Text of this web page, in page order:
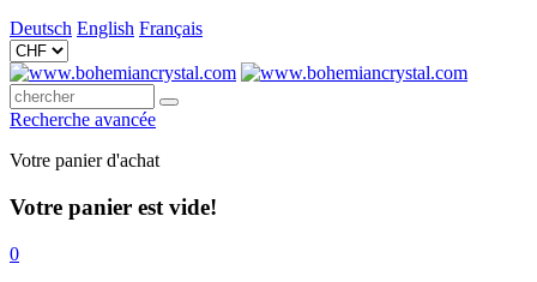
Deutsch English Français
Recherche avancée
Votre panier d'achat
Votre panier est vide!
0